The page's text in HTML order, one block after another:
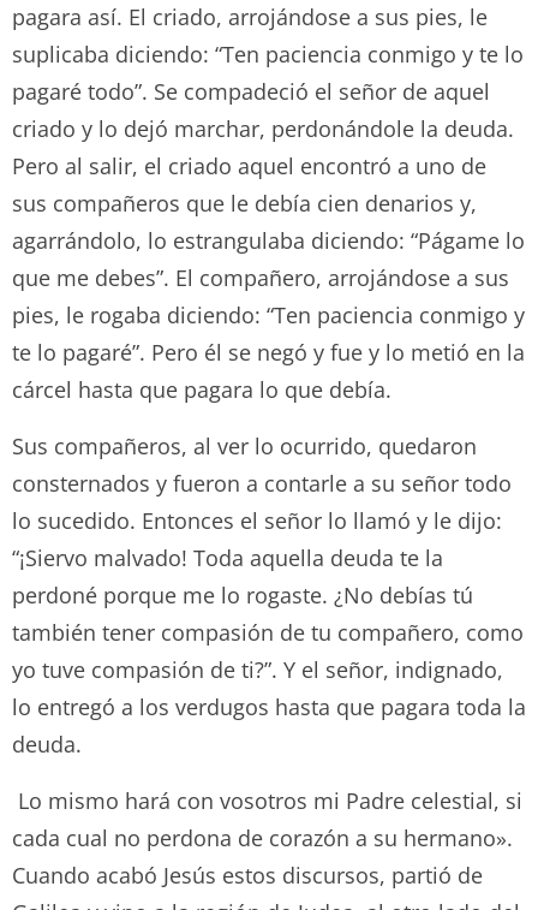
pagara así. El criado, arrojándose a sus pies, le
suplicaba diciendo: “Ten paciencia conmigo y te lo
pagaré todo”. Se compadeció el señor de aquel
criado y lo dejó marchar, perdonándole la deuda.
Pero al salir, el criado aquel encontró a uno de
sus compañeros que le debía cien denarios y,
agarrándolo, lo estrangulaba diciendo: “Págame lo
que me debes”. El compañero, arrojándose a sus
pies, le rogaba diciendo: “Ten paciencia conmigo y
te lo pagaré”. Pero él se negó y fue y lo metió en la
cárcel hasta que pagara lo que debía.
Sus compañeros, al ver lo ocurrido, quedaron
consternados y fueron a contarle a su señor todo
lo sucedido. Entonces el señor lo llamó y le dijo:
“¡Siervo malvado! Toda aquella deuda te la
perdoné porque me lo rogaste. ¿No debías tú
también tener compasión de tu compañero, como
yo tuve compasión de ti?”. Y el señor, indignado,
lo entregó a los verdugos hasta que pagara toda la
deuda.
Lo mismo hará con vosotros mi Padre celestial, si
cada cual no perdona de corazón a su hermano».
Cuando acabó Jesús estos discursos, partió de